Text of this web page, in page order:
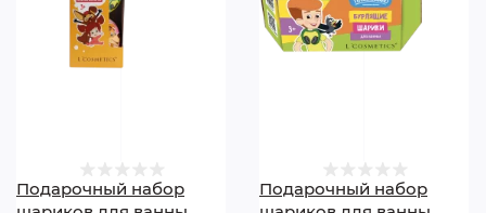
Подарочный набор
Подарочный набор